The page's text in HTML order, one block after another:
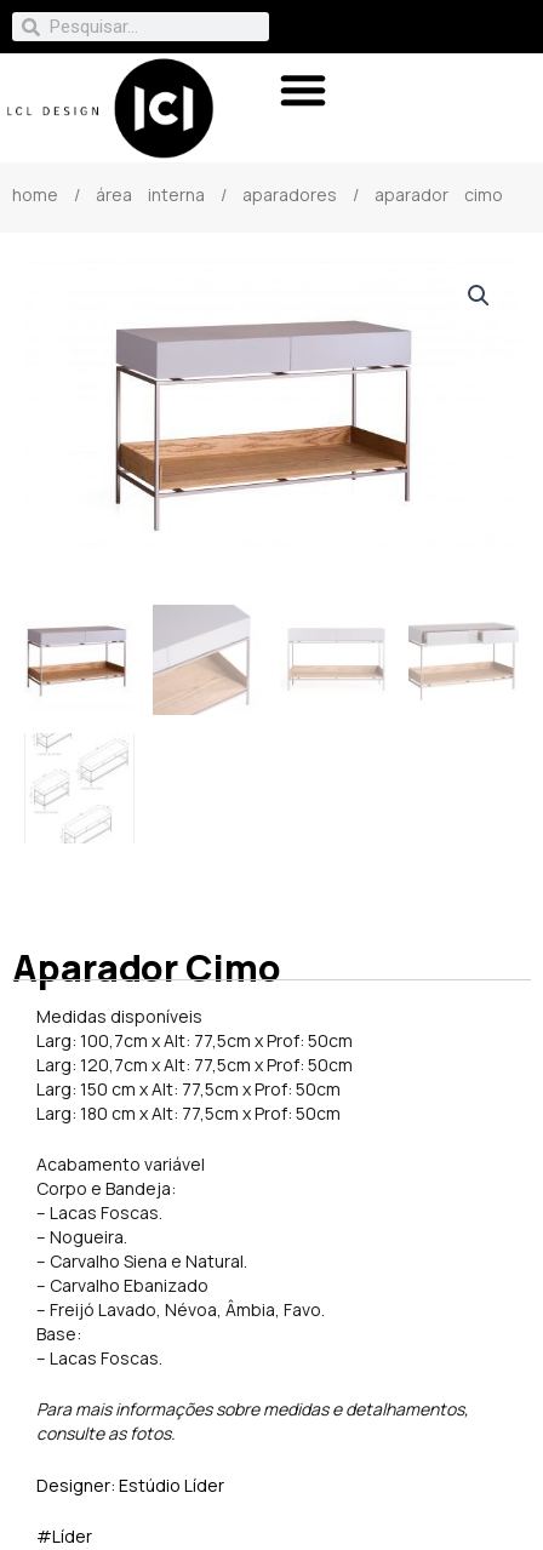
home / área interna / aparadores / aparador cimo
Aparador Cimo
Medidas disponíveis
Larg: 100,7cm x Alt: 77,5cm x Prof: 50cm
Larg: 120,7cm x Alt: 77,5cm x Prof: 50cm
Larg: 150 cm x Alt: 77,5cm x Prof: 50cm
Larg: 180 cm x Alt: 77,5cm x Prof: 50cm
Acabamento variável
Corpo e Bandeja:
– Lacas Foscas.
– Nogueira.
– Carvalho Siena e Natural.
– Carvalho Ebanizado
– Freijó Lavado, Névoa, Âmbia, Favo.
Base:
– Lacas Foscas.
Para mais informações sobre medidas e detalhamentos,
consulte as fotos.
Designer: Estúdio Líder
#Líder